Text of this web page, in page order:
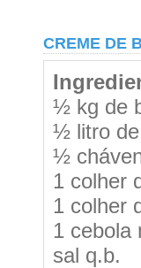
CREME DE
½ kg de
½ litro
½
1 colher
1 colher
1 cebola
sal q.b.